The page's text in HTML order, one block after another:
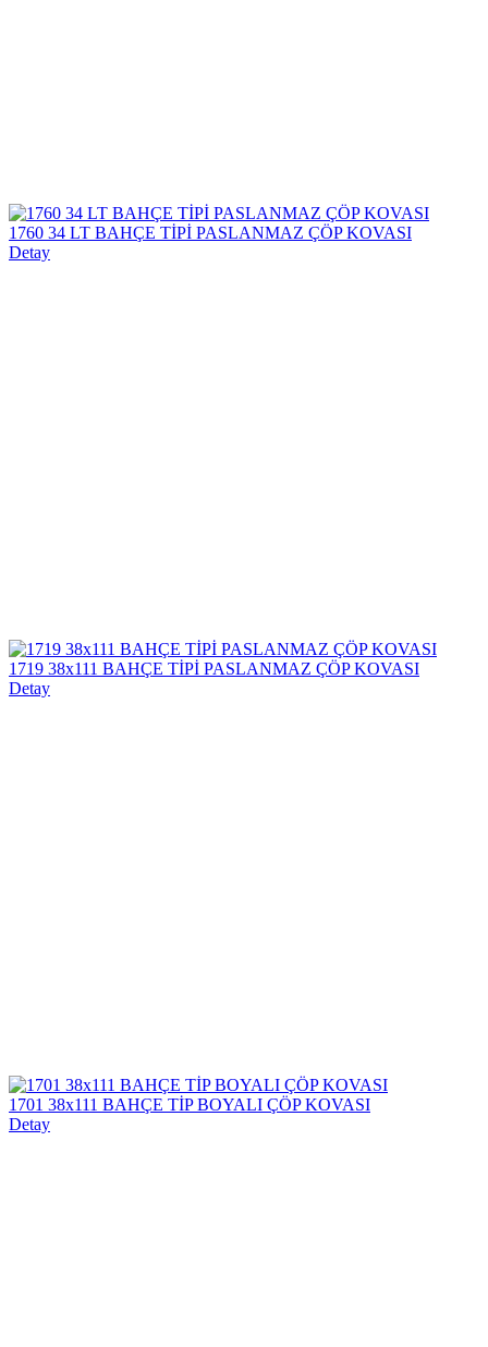
1760 34 LT BAHÇE TİPİ PASLANMAZ ÇÖP KOVASI
Detay
1719 38x111 BAHÇE TİPİ PASLANMAZ ÇÖP KOVASI
Detay
1701 38x111 BAHÇE TİP BOYALI ÇÖP KOVASI
Detay